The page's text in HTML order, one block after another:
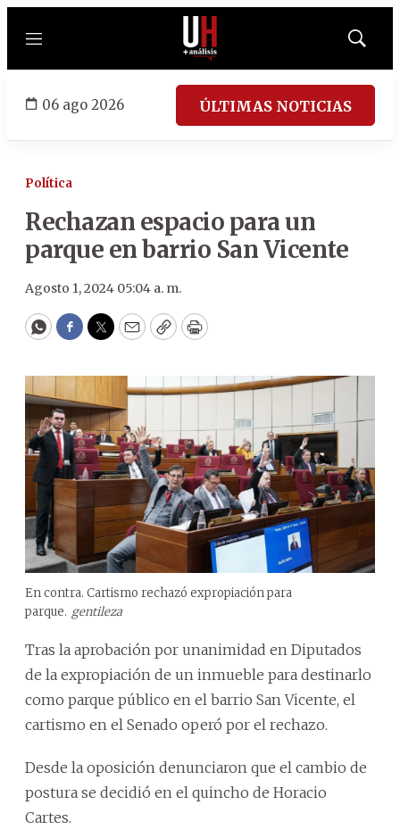
Menú
Mostrar
06 ago 2026 ÚLTIMAS NOTICIAS
Política
Rechazan espacio para un
parque en barrio San Vicente
Agosto 1, 2024 05:04 a. m.
WhatsApp
Facebook
Twitter
EmailCopyPrint
En contra. Cartismo rechazó expropiación para
parque. gentileza
Tras la aprobación por unanimidad en Diputados
de la expropiación de un inmueble para destinarlo
como parque público en el barrio San Vicente, el
cartismo en el Senado operó por el rechazo.
Desde la oposición denunciaron que el cambio de
postura se decidió en el quincho de Horacio
Cartes.